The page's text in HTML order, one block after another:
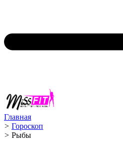
Главная
> Гороскоп
> Рыбы ️